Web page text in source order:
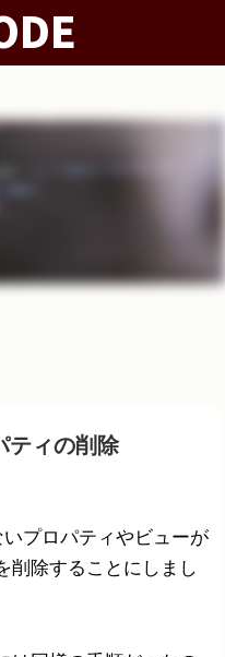
ティの削除
プロパティやビューが
削除することにしまし